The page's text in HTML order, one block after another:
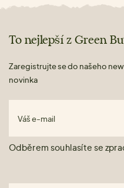
To nejlepší z Green
Zaregistrujte se do našeho
novinka
Váš e-mail
Odběrem souhlasíte se